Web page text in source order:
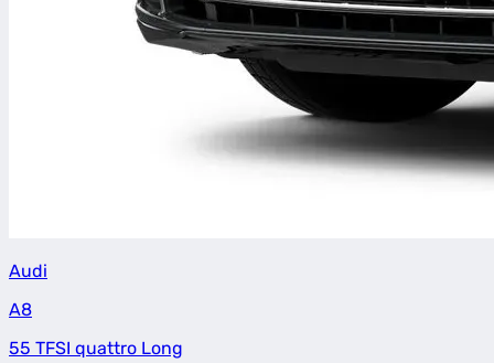
Audi
A8
55 TFSI quattro Long